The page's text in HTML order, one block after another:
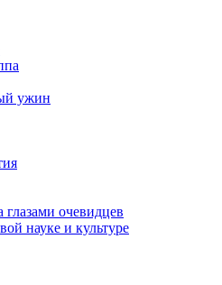
ужин
очевидцев
науке и культуре